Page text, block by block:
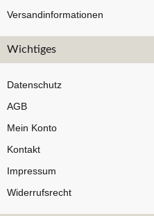
Versandinformationen
Wichtiges
Datenschutz
AGB
Mein Konto
Kontakt
Impressum
Widerrufsrecht